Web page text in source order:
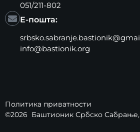
051/211-802
Е-пошта:
info@bastionik.org
Политика приватности
©2026 Баштионик Србско Сабрање